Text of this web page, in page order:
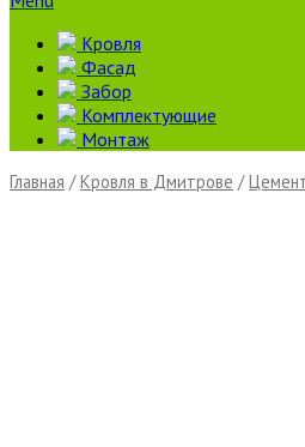
Кровля
Фасад
Забор
Комплектующие
Монтаж
Главная /Кровля в Дмитрове /